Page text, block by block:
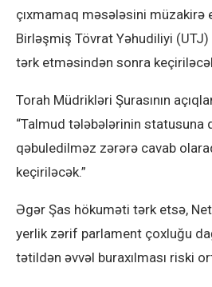
çıxmamaq məsələsini müzakirə
Birləşmiş Tövrat Yəhudiliyi (UTJ)
tərk etməsindən sonra
Torah Müdrikləri Şurasının
“Talmud tələbələrinin statusuna
qəbuledilməz zərərə cavab
keçiriləcək.”
Əgər Şas hökuməti tərk etsə,
yerlik zərif parlament çoxluğu
tətildən əvvəl buraxılması riski